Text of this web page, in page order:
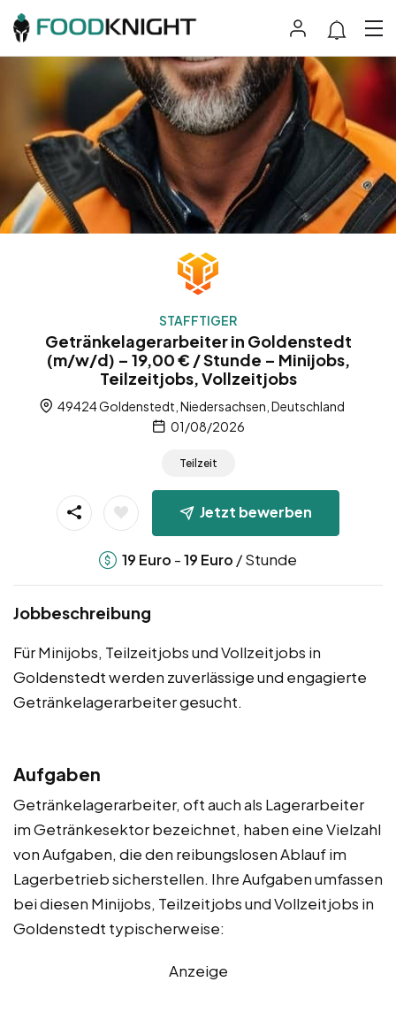
STAFFTIGER
Getränkelagerarbeiter in Goldenstedt
(m/w/d) – 19,00 € / Stunde – Minijobs,
Teilzeitjobs, Vollzeitjobs
49424 Goldenstedt, Niedersachsen, Deutschland
01/08/2026
Teilzeit
Jetzt bewerben
19 Euro -19 Euro / Stunde
Jobbeschreibung
Für Minijobs, Teilzeitjobs und Vollzeitjobs in
Goldenstedt werden zuverlässige und engagierte
Getränkelagerarbeiter gesucht.
Aufgaben
Getränkelagerarbeiter, oft auch als Lagerarbeiter
im Getränkesektor bezeichnet, haben eine Vielzahl
von Aufgaben, die den reibungslosen Ablauf im
Lagerbetrieb sicherstellen. Ihre Aufgaben umfassen
bei diesen Minijobs, Teilzeitjobs und Vollzeitjobs in
Goldenstedt typischerweise:
Anzeige